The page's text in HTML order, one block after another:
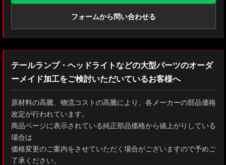
フォームから問い合わせる
テールランプ・ヘッドライトなどの大型パーツのオーダ
ーメイド加工をご検討いただいているお客様へ
原材料の高騰、物流コストの高騰により、各メーカーの部品価格
改定が行われています。
商品ページに表示されている純正部品価格から値上がりしている
場合は
価格変更のご案内をさせていただく場合がございますので予めご
了承ください。